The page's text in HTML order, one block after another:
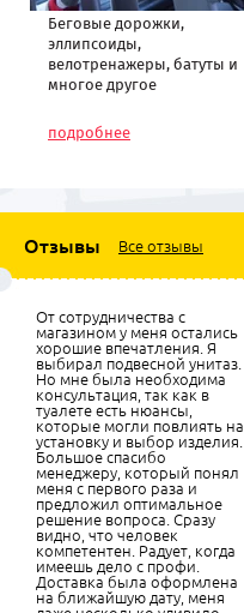
Беговые дорожки,
эллипсоиды,
велотренажеры, батуты и
многое другое
оборудование по низким
ценам
подробнее
Отзывы Все отзывы
От сотрудничества с
магазином у меня остались
хорошие впечатления. Я
выбирал подвесной унитаз.
Но мне была необходима
консультация, так как в
туалете есть нюансы,
которые могли повлиять на
установку и выбор изделия.
Большое спасибо
менеджеру, который понял
меня с первого раза и
предложил оптимальное
решение вопроса. Сразу
видно, что человек
компетентен. Радует, когда
имеешь дело с профи.
Доставка была оформлена
на ближайшую дату, меня